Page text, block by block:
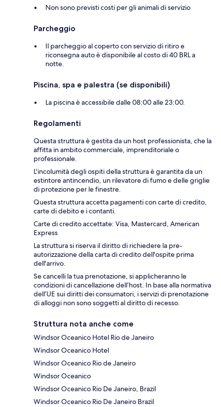
Non sono previsti costi per gli animali di servizio
Parcheggio
Il parcheggio al coperto con servizio di ritiro e
riconsegna auto è disponibile al costo di 40 BRL a
notte.
Piscina, spa e palestra (se disponibili)
La piscina è accessibile dalle 08:00 alle 23:00.
Regolamenti
Questa struttura è gestita da un host professionista, che la
affitta in ambito commerciale, imprenditoriale o
professionale.
L'incolumità degli ospiti della struttura è garantita da un
estintore antincendio, un rilevatore di fumo e delle griglie
di protezione per le finestre.
Questa struttura accetta pagamenti con carte di credito,
carte di debito e i contanti.
Carte di credito accettate: Visa, Mastercard, American
Express
La struttura si riserva il diritto di richiedere la pre-
autorizzazione della carta di credito dell'ospite prima
dell'arrivo.
Se cancelli la tua prenotazione, si applicheranno le
condizioni di cancellazione dell’host. In base alla normativa
dell’UE sui diritti dei consumatori, i servizi di prenotazione
di alloggi non sono soggetti al diritto di recesso.
Struttura nota anche come
Windsor Oceanico Hotel Rio de Janeiro
Windsor Oceanico Hotel
Windsor Oceanico Rio de Janeiro
Windsor Oceanico
Windsor Oceanico Rio De Janeiro, Brazil
Windsor Oceanico Rio De Janeiro Brazil